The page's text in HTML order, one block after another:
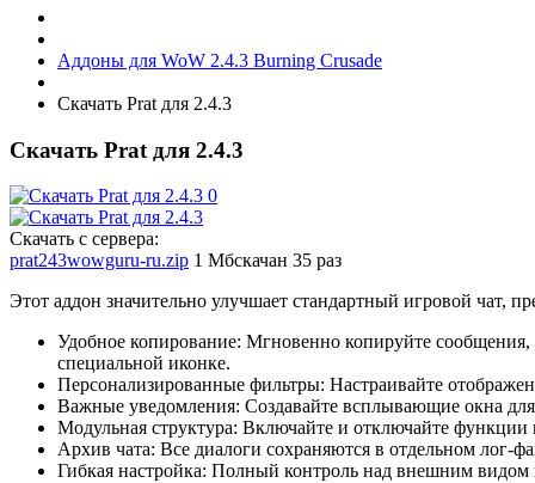
Аддоны для WoW 2.4.3 Burning Crusade
Скачать Prat для 2.4.3
Скачать Prat для 2.4.3
Скачать с сервера:
prat243wowguru-ru.zip 1 Мбскачан 35 раз
Этот аддон значительно улучшает стандартный игровой чат,
Удобное копирование: Мгновенно копируйте
специальной иконке.
Персонализированные фильтры: Настраивайте
Важные уведомления: Создавайте всплывающие окна
Модульная структура: Включайте и отключайте функции
Архив чата: Все диалоги сохраняются в отдельном лог-
Гибкая настройка: Полный контроль над внешним видом